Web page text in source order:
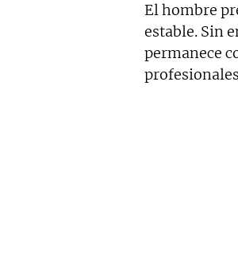
El hombre
estable. Sin
permanece